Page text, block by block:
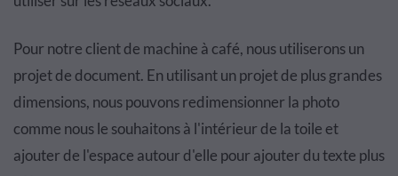
Pour notre client de machine à café, nous utiliserons un
projet de document. En utilisant un projet de plus grandes
dimensions, nous pouvons redimensionner la photo
comme nous le souhaitons à l'intérieur de la toile et
ajouter de l'espace autour d'elle pour ajouter du texte plus